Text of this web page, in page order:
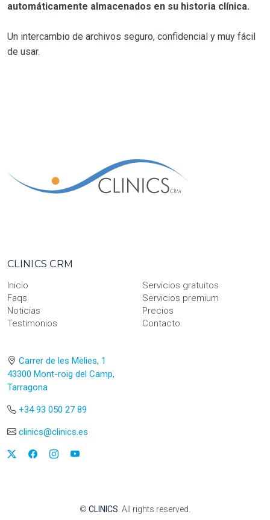
automáticamente almacenados en su historia clínica.
Un intercambio de archivos seguro, confidencial y muy fácil
de usar.
CLINICS CRM
Inicio
Faqs
Noticias
Testimonios
Servicios gratuitos
Servicios premium
Precios
Contacto
Carrer de les Mèlies, 1
43300 Mont-roig del Camp,
Tarragona
+34 93 050 27 89
clinics@clinics.es
© CLINICS. All rights reserved.